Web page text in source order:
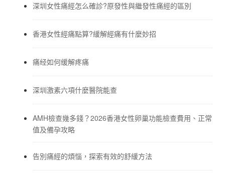
深圳女性痛經怎么確診?原發性與繼發性痛經的區別
香港女性經痛點算?緩解經痛有什麼妙招
痛经如何缓解疼痛
深圳激素六項什麼醫院能查
AMH檢查幾多錢？2026香港女性卵巢功能檢查費用、正常
值及備孕攻略
告別痛經的煩惱，探索有效的舒緩方法